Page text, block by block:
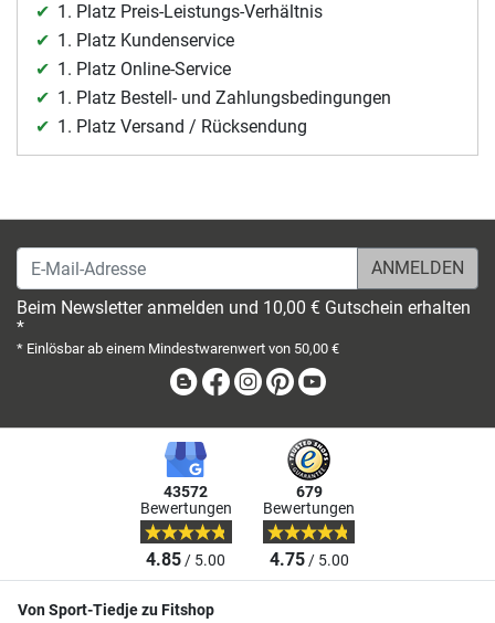
1. Platz Preis-Leistungs-Verhältnis
1. Platz Kundenservice
1. Platz Online-Service
1. Platz Bestell- und Zahlungsbedingungen
1. Platz Versand / Rücksendung
E-Mail-Adresse
Beim Newsletter anmelden und 10,00 € Gutschein erhalten
*
* Einlösbar ab einem Mindestwarenwert von 50,00 €
BlogFacebook
Instagram
Pinterest
43572
Bewertungen
4.85/ 5.00
679
Bewertungen
4.75/ 5.00
Von Sport-Tiedje zu Fitshop